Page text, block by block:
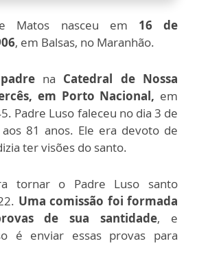
Matos nasceu em 16 de
, em Balsas, no Maranhão.
na Catedral de Nossa
em Porto Nacional, em
Padre Luso faleceu no dia 3 de
81 anos. Ele era devoto de
ter visões do santo.
tornar o Padre Luso santo
Uma comissão foi formada
de sua santidade, e
é enviar essas provas para